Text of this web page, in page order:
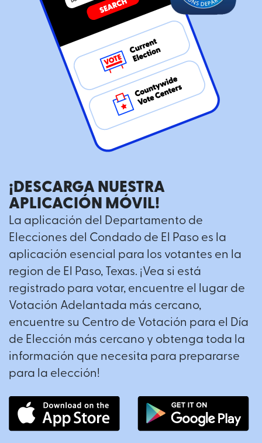
¡DESCARGA NUESTRA
APLICACIÓN MÓVIL!
La aplicación del Departamento de
Elecciones del Condado de El Paso es la
aplicación esencial para los votantes en la
region de El Paso, Texas. ¡Vea si está
registrado para votar, encuentre el lugar de
Votación Adelantada más cercano,
encuentre su Centro de Votación para el Día
de Elección más cercano y obtenga toda la
información que necesita para prepararse
para la elección!